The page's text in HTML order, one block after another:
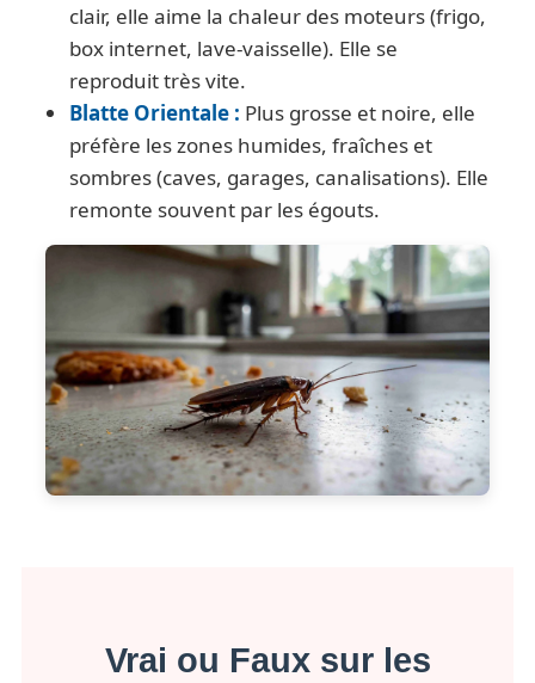
clair, elle aime la chaleur des moteurs (frigo,
box internet, lave-vaisselle). Elle se
reproduit très vite.
Blatte Orientale : Plus grosse et noire, elle
préfère les zones humides, fraîches et
sombres (caves, garages, canalisations). Elle
remonte souvent par les égouts.
Vrai ou Faux sur les